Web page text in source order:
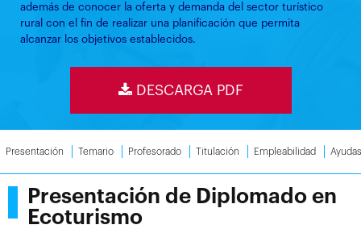
además de conocer la oferta y demanda del sector turístico
rural con el fin de realizar una planificación que permita
alcanzar los objetivos establecidos.
DESCARGA PDF
Presentación Temario Profesorado Titulación Empleabilidad Ayudas
Presentación de Diplomado en
Ecoturismo